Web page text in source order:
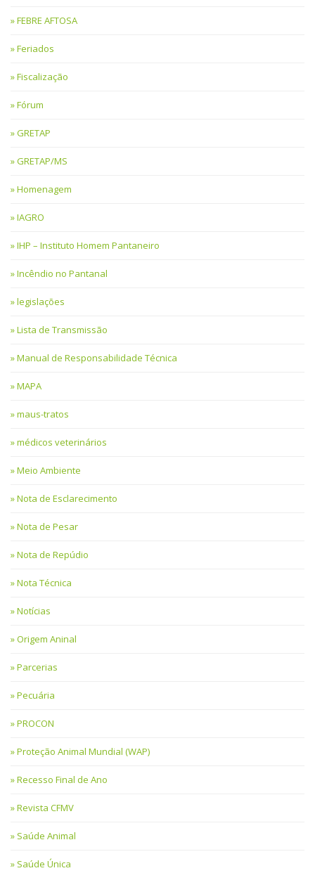
FEBRE AFTOSA
Feriados
Fiscalização
Fórum
GRETAP
GRETAP/MS
Homenagem
IAGRO
IHP – Instituto Homem Pantaneiro
Incêndio no Pantanal
legislações
Lista de Transmissão
Manual de Responsabilidade Técnica
MAPA
maus-tratos
médicos veterinários
Meio Ambiente
Nota de Esclarecimento
Nota de Pesar
Nota de Repúdio
Nota Técnica
Notícias
Origem Aninal
Parcerias
Pecuária
PROCON
Proteção Animal Mundial (WAP)
Recesso Final de Ano
Revista CFMV
Saúde Animal
Saúde Única